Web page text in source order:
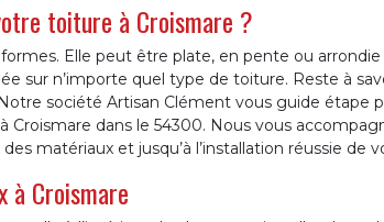
toiture à Croismare ?
Elle peut être plate, en pente ou
sur n’importe quel type de toiture. Reste à
société Artisan Clément vous guide étape
dans le 54300. Nous vous
matériaux et jusqu’à l’installation réussie de
à Croismare